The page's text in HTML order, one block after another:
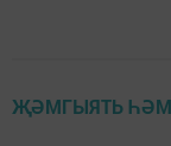
ҖӘМГЫЯТЬ ҺӘМ